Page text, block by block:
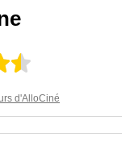
d'AlloCiné